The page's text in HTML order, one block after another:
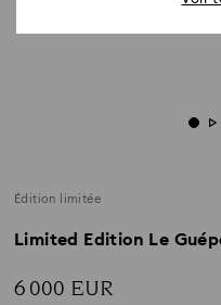
Édition limitée
Limited Edition Le
6 000 EUR